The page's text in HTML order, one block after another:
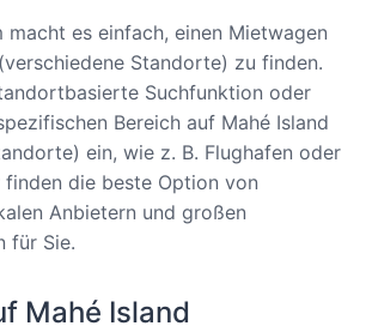
macht es einfach, einen Mietwagen
Standorte) zu finden.
Suchfunktion oder
Bereich auf Mahé Island
ein, wie z. B. Flughafen oder
finden die beste Option von
Anbietern und großen
für Sie.
Mahé Island